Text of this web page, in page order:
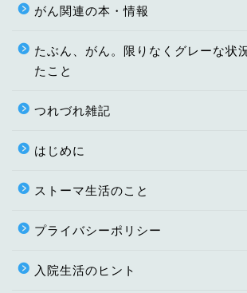
がん関連の本・情報
たぶん、がん。限りなくグレーな状
たこと
つれづれ雑記
はじめに
ストーマ生活のこと
プライバシーポリシー
入院生活のヒント